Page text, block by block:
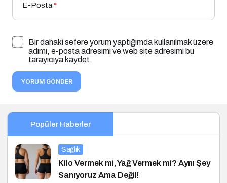
E-Posta*
Bir dahaki sefere yorum yaptığımda kullanılmak üzere
adımı, e-posta adresimi ve web site adresimi bu
tarayıcıya kaydet.
YORUM GÖNDER
Popüler Haberler
Sağlık
Kilo Vermek mi, Yağ Vermek mi? Aynı Şey
Sanıyoruz Ama Değil!